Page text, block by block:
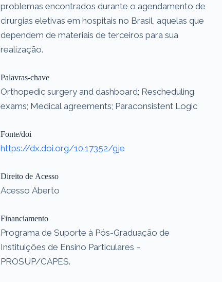
problemas encontrados durante o agendamento de
cirurgias eletivas em hospitais no Brasil, aquelas que
dependem de materiais de terceiros para sua
realização.
Palavras-chave
Orthopedic surgery and dashboard; Rescheduling
exams; Medical agreements; Paraconsistent Logic
Fonte/doi
https://dx.doi.org/10.17352/gje
Direito de Acesso
Acesso Aberto
Financiamento
Programa de Suporte à Pós-Graduação de
Instituições de Ensino Particulares –
PROSUP/CAPES.